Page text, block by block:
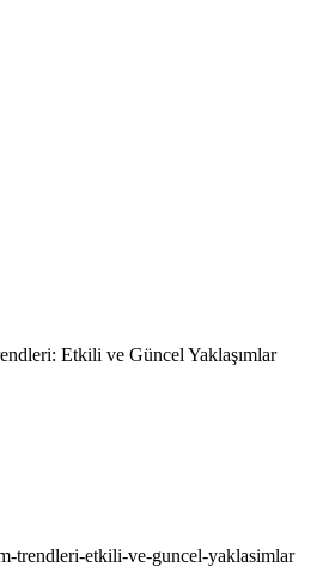
Etkili ve Güncel Yaklaşımlar
trendleri-etkili-ve-guncel-yaklasimlar